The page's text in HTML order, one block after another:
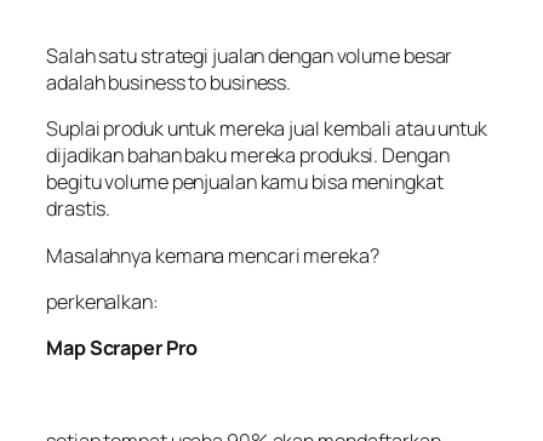
Salah satu strategi jualan dengan volume besar
adalah business to business.
Suplai produk untuk mereka juaI kembali atau untuk
dijadikan bahan baku mereka produksi. Dengan
begitu volume penjualan kamu bisa meningkat
drastis.
Masalahnya kemana mencari mereka?
perkenalkan:
Map Scraper Pro